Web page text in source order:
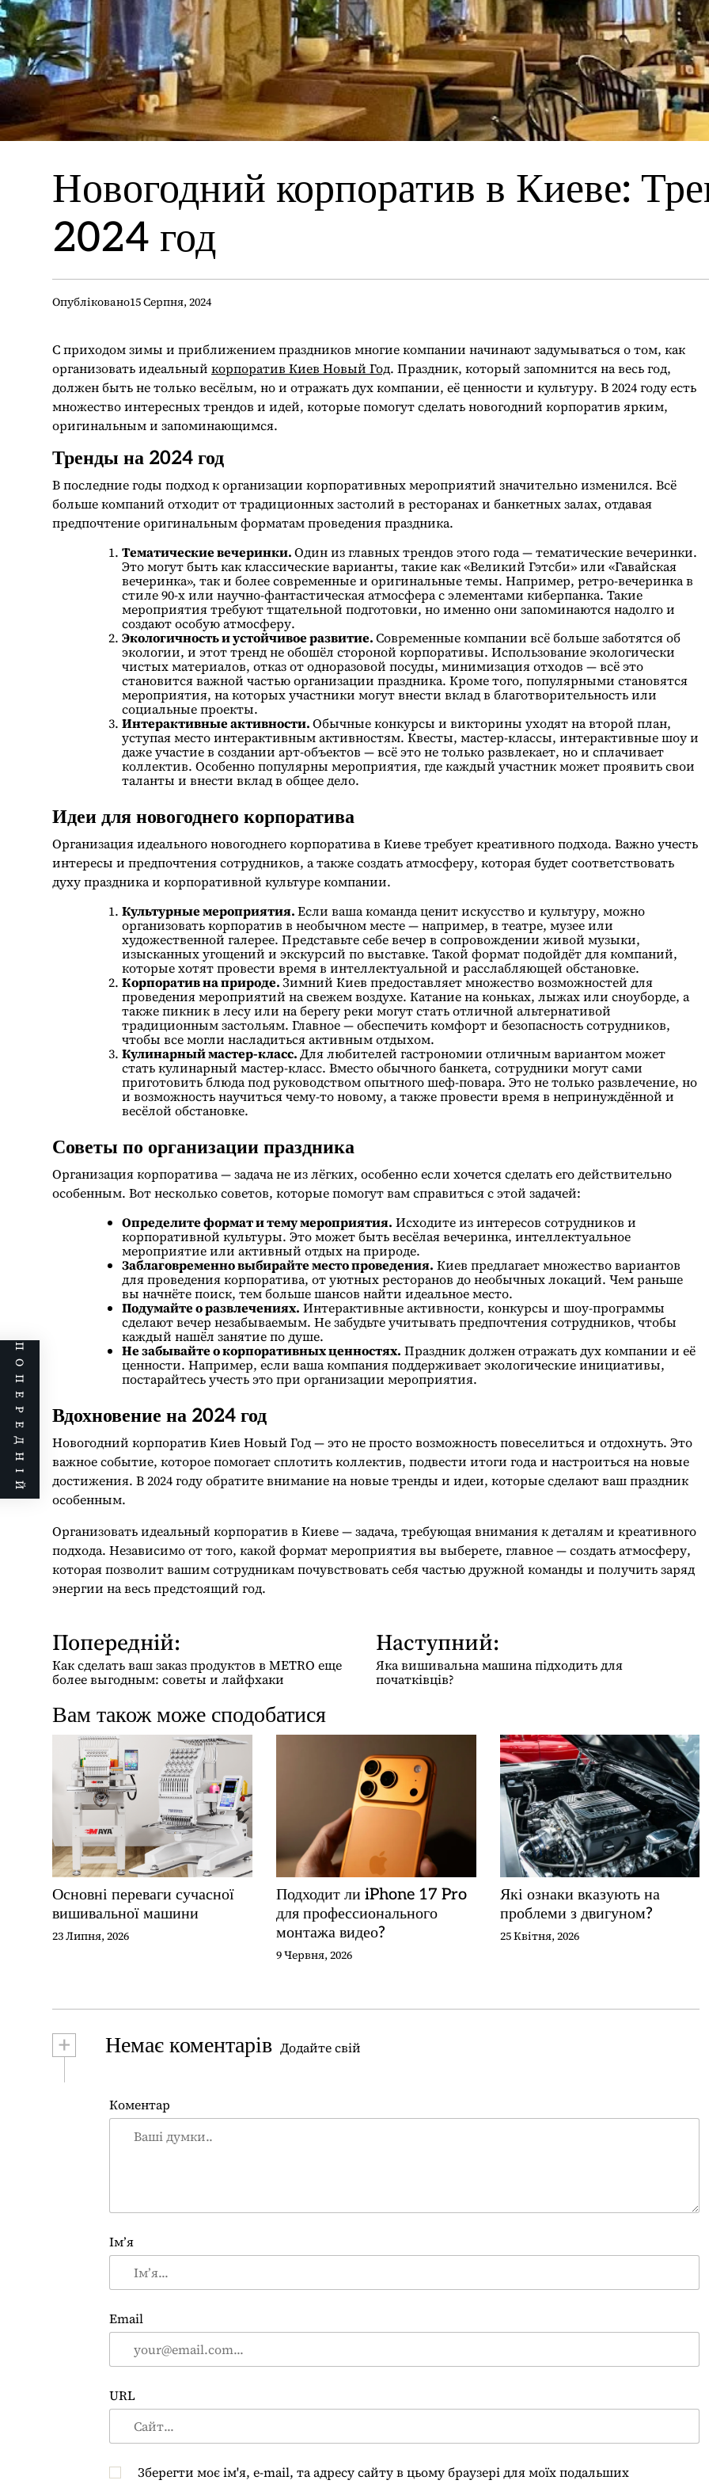
Новогодний корпоратив в Киеве:
2024 год
Опубліковано15 Серпня, 2024
С приходом зимы и приближением праздников многие компании начинают задумываться о том, как
организовать идеальный корпоратив Киев Новый Год. Праздник, который запомнится на весь год,
должен быть не только весёлым, но и отражать дух компании, её ценности и культуру. В 2024 году есть
множество интересных трендов и идей, которые помогут сделать новогодний корпоратив ярким,
оригинальным и запоминающимся.
Тренды на 2024 год
В последние годы подход к организации корпоративных мероприятий значительно изменился. Всё
больше компаний отходит от традиционных застолий в ресторанах и банкетных залах, отдавая
предпочтение оригинальным форматам проведения праздника.
Тематические вечеринки.Один из главных трендов этого года — тематические вечеринки.
Это могут быть как классические варианты, такие как «Великий Гэтсби» или «Гавайская
вечеринка», так и более современные и оригинальные темы. Например, ретро-вечеринка в
стиле 90-х или научно-фантастическая атмосфера с элементами киберпанка. Такие
мероприятия требуют тщательной подготовки, но именно они запоминаются надолго и
создают особую атмосферу.
Экологичность и устойчивое развитие.Современные компании всё больше заботятся об
экологии, и этот тренд не обошёл стороной корпоративы. Использование экологически
чистых материалов, отказ от одноразовой посуды, минимизация отходов — всё это
становится важной частью организации праздника. Кроме того, популярными становятся
мероприятия, на которых участники могут внести вклад в благотворительность или
социальные проекты.
Интерактивные активности.Обычные конкурсы и викторины уходят на второй план,
уступая место интерактивным активностям. Квесты, мастер-классы, интерактивные шоу и
даже участие в создании арт-объектов — всё это не только развлекает, но и сплачивает
коллектив. Особенно популярны мероприятия, где каждый участник может проявить свои
таланты и внести вклад в общее дело.
Идеи для новогоднего корпоратива
Организация идеального новогоднего корпоратива в Киеве требует креативного подхода. Важно учесть
интересы и предпочтения сотрудников, а также создать атмосферу, которая будет соответствовать
духу праздника и корпоративной культуре компании.
Культурные мероприятия.Если ваша команда ценит искусство и культуру, можно
организовать корпоратив в необычном месте — например, в театре, музее или
художественной галерее. Представьте себе вечер в сопровождении живой музыки,
изысканных угощений и экскурсий по выставке. Такой формат подойдёт для компаний,
которые хотят провести время в интеллектуальной и расслабляющей обстановке.
Корпоратив на природе.Зимний Киев предоставляет множество возможностей для
проведения мероприятий на свежем воздухе. Катание на коньках, лыжах или сноуборде, а
также пикник в лесу или на берегу реки могут стать отличной альтернативой
традиционным застольям. Главное — обеспечить комфорт и безопасность сотрудников,
чтобы все могли насладиться активным отдыхом.
Кулинарный мастер-класс.Для любителей гастрономии отличным вариантом может
стать кулинарный мастер-класс. Вместо обычного банкета, сотрудники могут сами
приготовить блюда под руководством опытного шеф-повара. Это не только развлечение, но
и возможность научиться чему-то новому, а также провести время в непринуждённой и
весёлой обстановке.
Советы по организации праздника
Организация корпоратива — задача не из лёгких, особенно если хочется сделать его действительно
особенным. Вот несколько советов, которые помогут вам справиться с этой задачей:
Определите формат и тему мероприятия. Исходите из интересов сотрудников и
корпоративной культуры. Это может быть весёлая вечеринка, интеллектуальное
мероприятие или активный отдых на природе.
Заблаговременно выбирайте место проведения. Киев предлагает множество вариантов
для проведения корпоратива, от уютных ресторанов до необычных локаций. Чем раньше
вы начнёте поиск, тем больше шансов найти идеальное место.
Подумайте о развлечениях. Интерактивные активности, конкурсы и шоу-программы
сделают вечер незабываемым. Не забудьте учитывать предпочтения сотрудников, чтобы
каждый нашёл занятие по душе.
Не забывайте о корпоративных ценностях. Праздник должен отражать дух компании и её
ценности. Например, если ваша компания поддерживает экологические инициативы,
постарайтесь учесть это при организации мероприятия.
Вдохновение на 2024 год
Новогодний корпоратив Киев Новый Год — это не просто возможность повеселиться и отдохнуть. Это
важное событие, которое помогает сплотить коллектив, подвести итоги года и настроиться на новые
достижения. В 2024 году обратите внимание на новые тренды и идеи, которые сделают ваш праздник
особенным.
Организовать идеальный корпоратив в Киеве — задача, требующая внимания к деталям и креативного
подхода. Независимо от того, какой формат мероприятия вы выберете, главное — создать атмосферу,
которая позволит вашим сотрудникам почувствовать себя частью дружной команды и получить заряд
энергии на весь предстоящий год.
Н
а
в
і
г
а
п
и
с
і
Попередній:
Как сделать ваш заказ продуктов в METRO еще
более выгодным: советы и лайфхаки
Наступний:
Яка вишивальна машина підходить для
початківців?
Вам також може сподобатися
Основні переваги сучасної
вишивальної машини
23 Липня, 2026
Подходит ли iPhone 17 Pro
для профессионального
монтажа видео?
9 Червня, 2026
Які ознаки вказують на
проблеми з двигуном?
25 Квітня, 2026
+ Немає коментарів Додайте свій
Коментар
Ім’я
Email
URL
Зберегти моє ім'я, e-mail, та адресу сайту в цьому браузері для моїх подальших
ПОПЕРЕДНІЙ